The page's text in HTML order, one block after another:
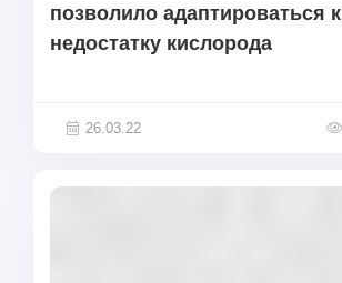
позволило адаптироваться к
недостатку кислорода
26.03.22